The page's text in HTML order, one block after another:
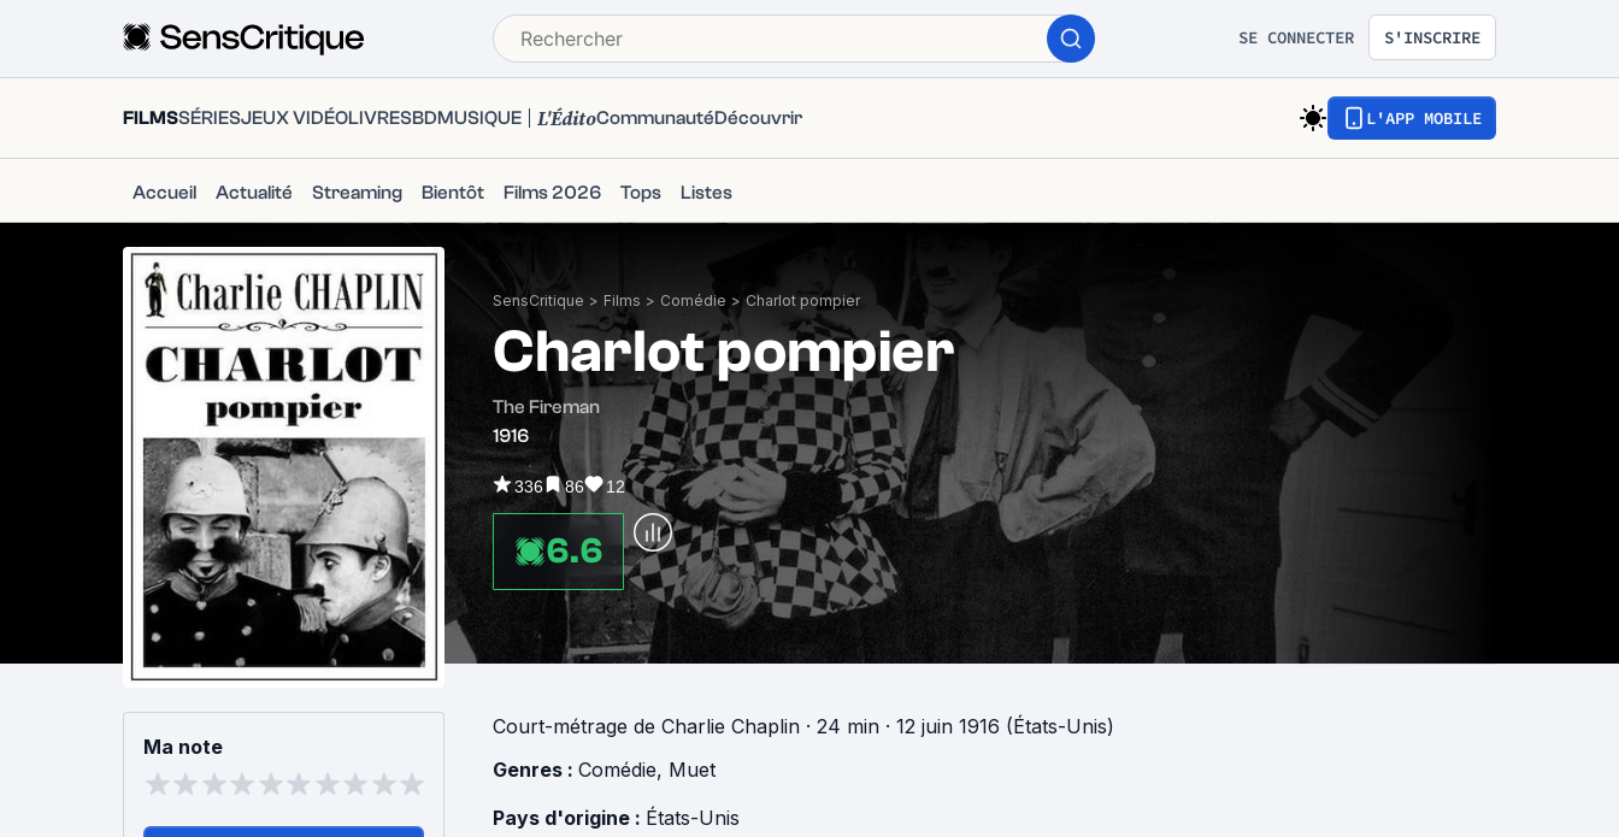
SE CONNECTER S'INSCRIRE
FILMSSÉRIESJEUX VIDÉOLIVRESBDMUSIQUE L'ÉditoCommunautéDécouvrir L'APP MOBILE
Accueil Actualité Streaming Bientôt Films 2026 Tops Listes
SensCritique > Films > Comédie > Charlot pompier
Charlot pompier
The Fireman
1916
336 86 12
6.6
Ma note
Court-métrage de Charlie Chaplin · 24 min · 12 juin 1916 (États-Unis)
Genres : Comédie, Muet
Pays d'origine : États-Unis